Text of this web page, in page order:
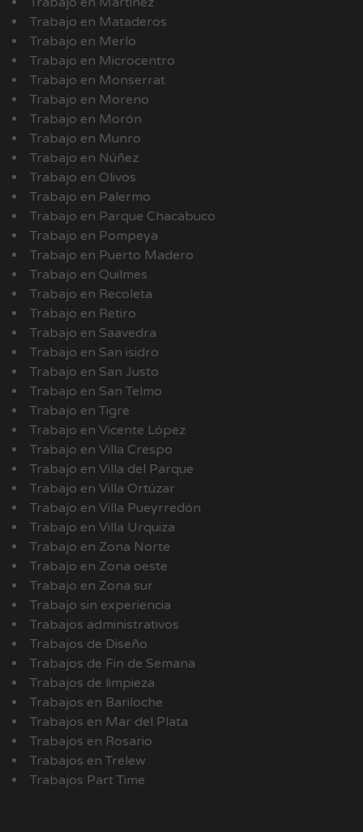
Trabajo en Mataderos
Trabajo en Merlo
Trabajo en Microcentro
Trabajo en Monserrat
Trabajo en Moreno
Trabajo en Morón
Trabajo en Munro
Trabajo en Núñez
Trabajo en Olivos
Trabajo en Palermo
Trabajo en Parque Chacabuco
Trabajo en Pompeya
Trabajo en Puerto Madero
Trabajo en Quilmes
Trabajo en Recoleta
Trabajo en Retiro
Trabajo en Saavedra
Trabajo en San isidro
Trabajo en San Justo
Trabajo en San Telmo
Trabajo en Tigre
Trabajo en Vicente López
Trabajo en Villa Crespo
Trabajo en Villa del Parque
Trabajo en Villa Ortúzar
Trabajo en Villa Pueyrredón
Trabajo en Villa Urquiza
Trabajo en Zona Norte
Trabajo en Zona oeste
Trabajo en Zona sur
Trabajo sin experiencia
Trabajos administrativos
Trabajos de Diseño
Trabajos de Fin de Semana
Trabajos de limpieza
Trabajos en Bariloche
Trabajos en Mar del Plata
Trabajos en Rosario
Trabajos en Trelew
Trabajos Part Time